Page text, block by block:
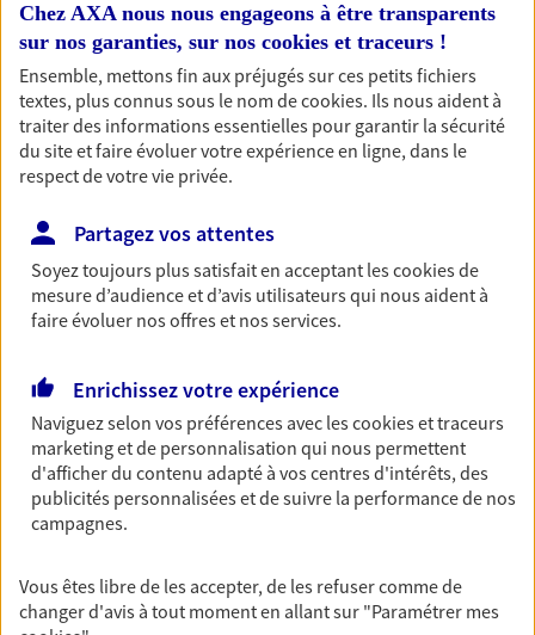
protégeant ce qui vous tient à coeur.
Découvrir l'offre Habitation
OBTENIR UN TARIF EN LIGNE
Bricoleuse, féru de jardinage, pâtissier en herbe
ou grande lectrice… personne n'est à l'abri d'un
accident du quotidien. Avec Ma Protection
Accident, protégez votre qualité de vie et vos
Découvrir l'offre Garantie Accidents de la Vie
OBTENIR UN TARIF EN LIGNE
Multirisque Entreprise
assurance multirisque entreprise. Un contrat
unique pour protéger vos locaux, matériels pro,
Chez AXA nous nous engageons à être transparents
sur nos garanties, sur nos cookies et traceurs !
Ensemble, mettons fin aux préjugés sur ces petits fichiers
textes, plus connus sous le nom decookies. Ils nous aident à
traiter des informations essentielles pour garantir la sécurité
du site et faire évoluer votre expérience en ligne, dans le
respect de votre vie privée.
Partagez vos attentes
Soyez toujours plus satisfait en acceptant lescookiesde
mesure d’audience et d’avis utilisateurs qui nous aident à
faire évoluer nos offres et nos services.
Enrichissez votre expérience
Naviguez selon vos préférences avec lescookies et traceurs
marketing et de personnalisation qui nous permettent
d'afficher du contenu adapté à vos centres d'intérêts, des
publicités personnalisées et de suivre la performance de nos
campagnes.
Vous êtes libre de les accepter, de les refuser comme de
changer d'avis à tout moment en allant sur "Paramétrer mes